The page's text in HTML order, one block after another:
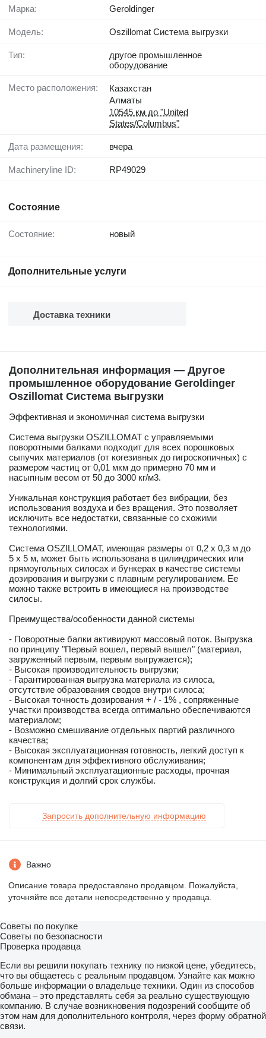
Марка: Geroldinger
Модель: Oszillomat Система выгрузки
Тип:
другое промышленное
оборудование
Место расположения:
Казахстан
Алматы
10545 км до "United
States/Columbus"
Дата размещения: вчера
Machineryline ID: RP49029
Состояние
Состояние: новый
Дополнительные услуги
Доставка техники
Дополнительная информация — Другое
промышленное оборудование Geroldinger
Oszillomat Система выгрузки
Эффективная и экономичная система выгрузки
Система выгрузки OSZILLOMAT с управляемыми
поворотными балками подходит для всех порошковых
сыпучих материалов (от когезивных до гигроскопичных) с
размером частиц от 0,01 мкм до примерно 70 мм и
насыпным весом от 50 до 3000 кг/м3.
Уникальная конструкция работает без вибрации, без
использования воздуха и без вращения. Это позволяет
исключить все недостатки, связанные со схожими
технологиями.
Система OSZILLOMAT, имеющая размеры от 0,2 х 0,3 м до
5 х 5 м, может быть использована в цилиндрических или
прямоугольных силосах и бункерах в качестве системы
дозирования и выгрузки с плавным регулированием. Ее
можно также встроить в имеющиеся на производстве
силосы.
Преимущества/особенности данной системы
- Поворотные балки активируют массовый поток. Выгрузка
по принципу "Первый вошел, первый вышел" (материал,
загруженный первым, первым выгружается);
- Высокая производительность выгрузки;
- Гарантированная выгрузка материала из силоса,
отсутствие образования сводов внутри силоса;
- Высокая точность дозирования + / - 1% , сопряженные
участки производства всегда оптимально обеспечиваются
материалом;
- Возможно смешивание отдельных партий различного
качества;
- Высокая эксплуатационная готовность, легкий доступ к
компонентам для эффективного обслуживания;
- Минимальный эксплуатационные расходы, прочная
конструкция и долгий срок службы.
Запросить дополнительную информацию
Важно
Описание товара предоставлено продавцом. Пожалуйста,
уточняйте все детали непосредственно у продавца.
Советы по покупке
Советы по безопасности
Проверка продавца
Если вы решили покупать технику по низкой цене, убедитесь,
что вы общаетесь с реальным продавцом. Узнайте как можно
больше информации о владельце техники. Один из способов
обмана – это представлять себя за реально существующую
компанию. В случае возникновения подозрений сообщите об
этом нам для дополнительного контроля, через форму обратной
связи.